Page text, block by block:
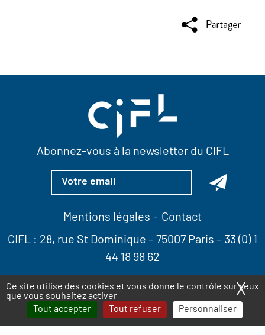
Ce site utilise des cookies et vous donne le contrôle sur ceux
que vous souhaitez activer
Tout accepter
Tout refuser Personnaliser
X
Abonnez-vous à la newsletter du CIFL
Mentions légales
Contact
CIFL : 28, rue St Dominique – 75007 Paris – 33 (0) 1
44 18 98 62